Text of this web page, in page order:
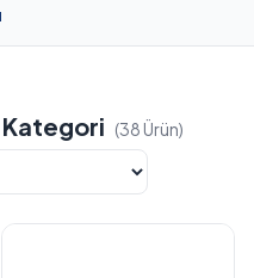
(38 Ürün)